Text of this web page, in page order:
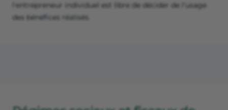
l'entrepreneur individuel est libre de décider de l'usage
des bénéfices réalisés.